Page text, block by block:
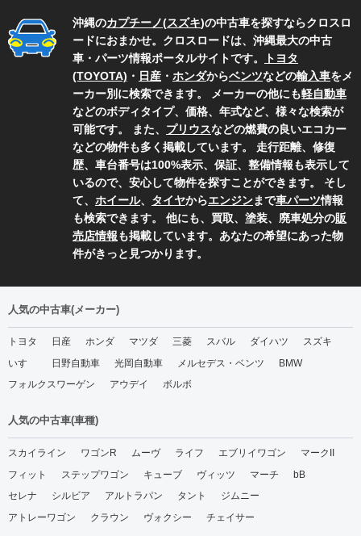
沖縄のカプチーノ(スズキ)の中古車を探すならクロスロ
ードにおまかせ。クロスロードは、沖縄最大の中古
車・パーツ情報ポータルサイトです。
トヨタ
(TOYOTA) ・ 日産 ・ ホンダからベンツなどの輸入車をメ
ーカー別に検索できます。 メーカーの他にも軽自動車
などのボディタイプ、価格、年式など、様々な検索が
可能です。 また、 プリウスなどの燃費の良いエコカー
などの物件も多く掲載しています。 走行距離、修復
歴、車台番号は100%表示、保証、整備情報も表示して
いるので、安心して物件を探すことができます。 そし
て、 ホイール、 タイヤからエンジンまで車パーツ情報
も検索できます。 他にも、買取、塗装、廃車処分の販
売店情報も掲載しています。あなたの希望にあった物
件がきっと見つかります。
人気の中古車(メーカー)
トヨタ 日産 ホンダ マツダ 三菱 スバル ダイハツ
スズキ
いすゞ
日野自動車 光岡自動車 メルセデス・ベンツ
BMW
フォルクスワーゲン
アウデイ ボルボ
人気の中古車(車種)
スカイライン ワゴンR ムーヴ ライフ エブリイワゴン
マークII
フィット
ステップワゴン キューブ ヴィッツ マーチ
bB
セレナ
シルビア アルトラパン タント
ジムニー
アトレーワゴン
クラウン ヴォクシー チェイサー